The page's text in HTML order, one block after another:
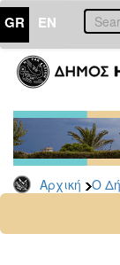
GR EN
Αρχική Ο
ΔΗΜΟΣ
Δελτία
Τύπου
Αρχείο
2026
2024